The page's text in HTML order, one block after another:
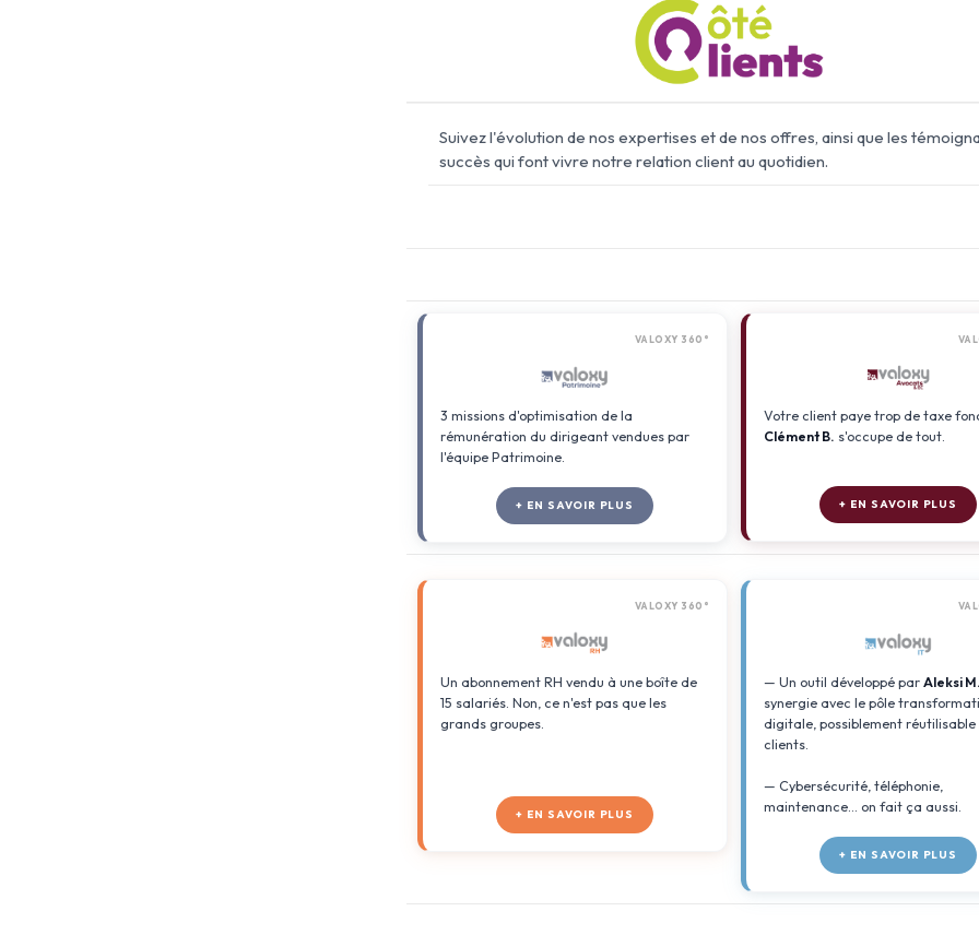
Suivez l'évolution de nos expertises et de nos offres, ainsi que les
succès qui font vivre notre relation client au quotidien.
VALOXY 360°
3 missions d'optimisation de la
rémunération du dirigeant vendues par
l'équipe Patrimoine.
+ EN SAVOIR PLUS
Votre client paye trop de taxe
Clément B. s'occupe de tout.
+ EN SAVOIR PLUS
VALOXY 360°
Un abonnement RH vendu à une boîte de
15 salariés. Non, ce n'est pas que les
grands groupes.
+ EN SAVOIR PLUS
— Un outil développé parAleksi M.
synergie avec le pôle
digitale, possiblement réutilisable
clients.
— Cybersécurité, téléphonie,
maintenance... on fait ça aussi.
+ EN SAVOIR PLUS